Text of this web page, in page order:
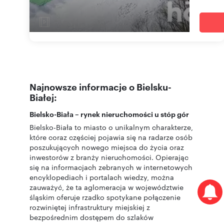
Najnowsze informacje o Bielsku-
Białej:
Bielsko-Biała – rynek nieruchomości u stóp gór
Bielsko-Biała to miasto o unikalnym charakterze,
które coraz częściej pojawia się na radarze osób
poszukujących nowego miejsca do życia oraz
inwestorów z branży nieruchomości. Opierając
się na informacjach zebranych w internetowych
encyklopediach i portalach wiedzy, można
zauważyć, że ta aglomeracja w województwie
śląskim oferuje rzadko spotykane połączenie
rozwiniętej infrastruktury miejskiej z
bezpośrednim dostępem do szlaków